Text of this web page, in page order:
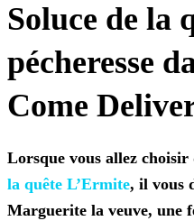
Soluce de la
pécheresse
Come
Lorsque vous allez choisir
la quête L’Ermite, il vous
Marguerite la veuve, une